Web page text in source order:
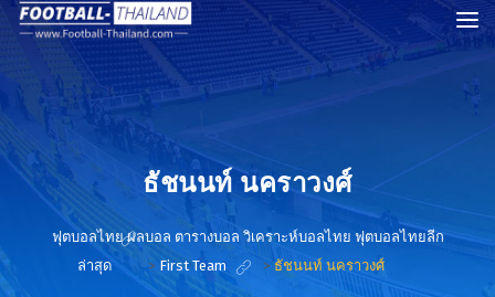
ธัชนนท์ นคราวงศ์
ฟุตบอลไทย ผลบอล ตารางบอล วิเคราะห์บอลไทย ฟุตบอลไทยลีก
ล่าสุด
> First Team >ธัชนนท์ นคราวงศ์